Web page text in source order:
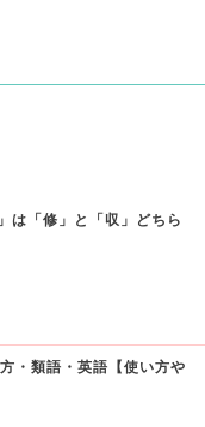
は「修」と「収」どちら
・類語・英語【使い方や